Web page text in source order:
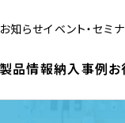
お知らせイベント・セミ
製品情報納入事例お